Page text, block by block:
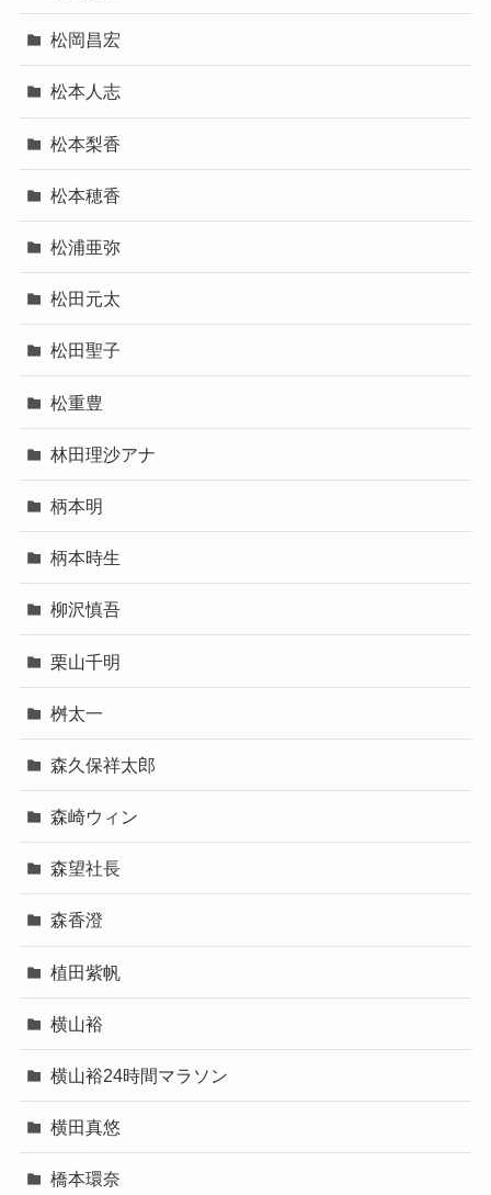
松岡昌宏
松本人志
松本梨香
松本穂香
松浦亜弥
松田元太
松田聖子
松重豊
林田理沙アナ
柄本明
柄本時生
柳沢慎吾
栗山千明
桝太一
森久保祥太郎
森崎ウィン
森望社長
森香澄
植田紫帆
横山裕
横山裕24時間マラソン
横田真悠
橋本環奈